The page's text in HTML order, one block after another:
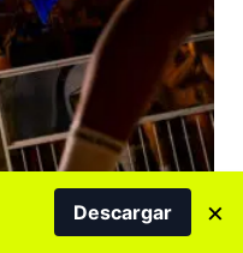
CB Gran Canaria
Descargar ×